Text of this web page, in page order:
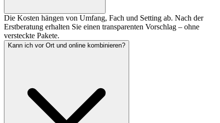
Die Kosten hängen von Umfang, Fach und Setting ab. Nach der
Erstberatung erhalten Sie einen transparenten Vorschlag – ohne
versteckte Pakete.
Kann ich vor Ort und online kombinieren?